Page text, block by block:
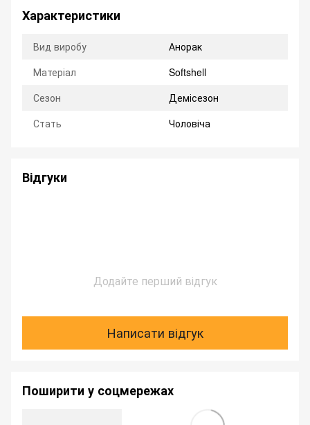
Характеристики
Вид виробу
Анорак
Матеріал
Softshell
Сезон
Демісезон
Стать
Чоловіча
Відгуки
Додайте перший відгук
Написати відгук
Поширити у соцмережах